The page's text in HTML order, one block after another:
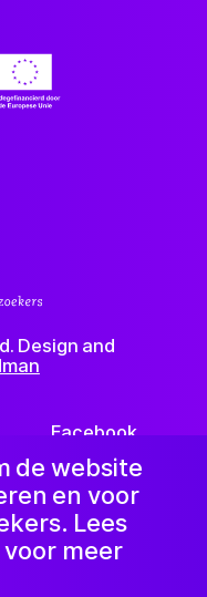
de website
en voor
Lees
meer
Facebook
Design and